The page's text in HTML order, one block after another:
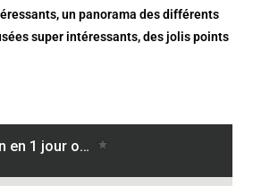
un panorama des différents
super intéressants, des jolis points